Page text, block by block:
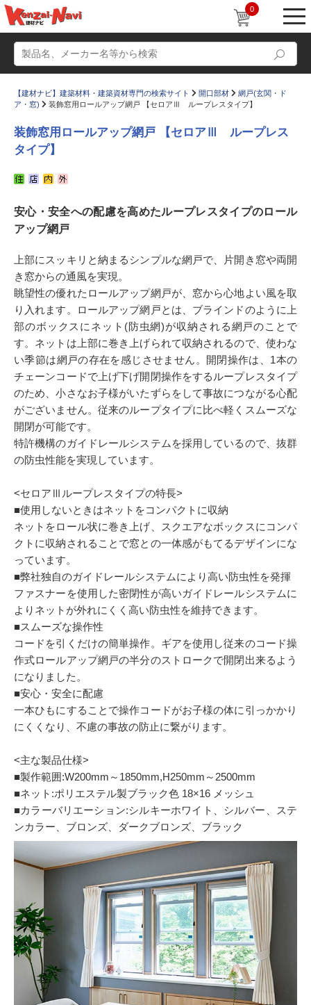
0
動画
すまいリング
お気に入り
【建材ナビ】建築材料・建築資材専門の検索サイト 開口部材
網戸(玄関・ド
ア・窓)
装飾窓用ロールアップ網戸 【セロアⅢ ループレスタイプ】
装飾窓用ロールアップ網戸 【セロアⅢ ループレス
タイプ】
安心・安全への配慮を高めたループレスタイプのロール
アップ網戸
上部にスッキリと納まるシンプルな網戸で、片開き窓や両開
き窓からの通風を実現。
眺望性の優れたロールアップ網戸が、窓から心地よい風を取
り入れます。ロールアップ網戸とは、ブラインドのように上
部のボックスにネット(防虫網)が収納される網戸のことで
す。ネットは上部に巻き上げられて収納されるので、使わな
い季節は網戸の存在を感じさせません。開閉操作は、1本の
チェーンコードで上げ下げ開閉操作をするループレスタイプ
のため、小さなお子様がいたずらをして事故につながる心配
がございません。従来のループタイプに比べ軽くスムーズな
開閉が可能です。
特許機構のガイドレールシステムを採用しているので、抜群
の防虫性能を実現しています。
<セロアⅢループレスタイプの特長>
■使用しないときはネットをコンパクトに収納
ネットをロール状に巻き上げ、スクエアなボックスにコンパ
クトに収納されることで窓との一体感がもてるデザインにな
っています。
■弊社独自のガイドレールシステムにより高い防虫性を発揮
ファスナーを使用した密閉性が高いガイドレールシステムに
よりネットが外れにくく高い防虫性を維持できます。
■スムーズな操作性
コードを引くだけの簡単操作。ギアを使用し従来のコード操
作式ロールアップ網戸の半分のストロークで開閉出来るよう
になりました。
■安心・安全に配慮
一本ひもにすることで操作コードがお子様の体に引っかかり
にくくなり、不慮の事故の防止に繋がります。
<主な製品仕様>
■製作範囲:W200mm～1850mm,H250mm～2500mm
■ネット:ポリエステル製ブラック色 18×16 メッシュ
■カラーバリエーション:シルキーホワイト、シルバー、ステ
ンカラー、ブロンズ、ダークブロンズ、ブラック